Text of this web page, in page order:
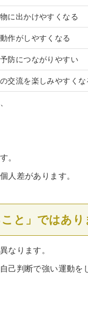
に出かけやすくなる
作がしやすくなる
防につながりやすい
交流を楽しみやすくな
。
人差があります。
と」ではあり
なります。
己判断で強い運動を